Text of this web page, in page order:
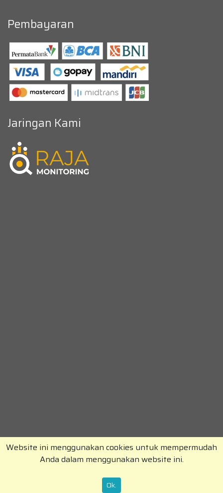
Pembayaran
Jaringan Kami
Copyright © RajaKomen.com 2026 All Rights
Reserved.
Website ini menggunakan cookies untuk mempermudah
Anda dalam menggunakan website ini.
Ok.